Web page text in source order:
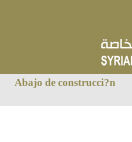
Abajo de construcci?n